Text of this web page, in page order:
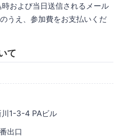
および当日送信されるメール
うえ、参加費をお支払いくだ
て
1-3-4 PAビル
出口